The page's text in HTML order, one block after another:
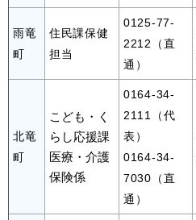
雨竜
町
住民課保健
担当
0125-77-
2212（直
通）
北竜
町
こども・く
らし応援課
医療・介護
保険係
0164-34-
2111（代
表）
0164-34-
7030（直
通）